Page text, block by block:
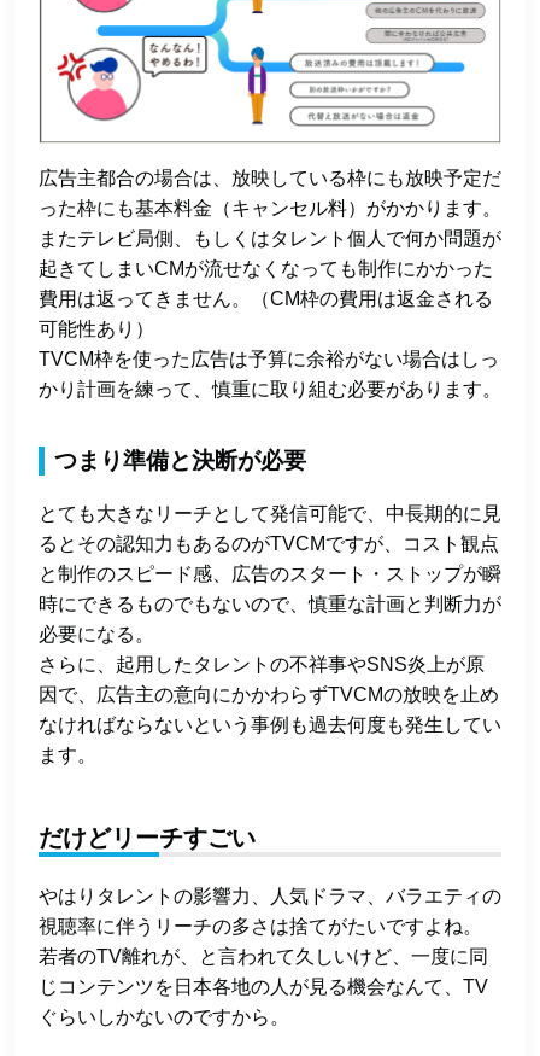
広告主都合の場合は、放映している枠にも放映予定だ
った枠にも基本料金（キャンセル料）がかかります。
またテレビ局側、もしくはタレント個人で何か問題が
起きてしまいCMが流せなくなっても制作にかかった
費用は返ってきません。（CM枠の費用は返金される
可能性あり）
TVCM枠を使った広告は予算に余裕がない場合はしっ
かり計画を練って、慎重に取り組む必要があります。
つまり準備と決断が必要
とても大きなリーチとして発信可能で、中長期的に見
るとその認知力もあるのがTVCMですが、コスト観点
と制作のスピード感、広告のスタート・ストップが瞬
時にできるものでもないので、慎重な計画と判断力が
必要になる。
さらに、起用したタレントの不祥事やSNS炎上が原
因で、広告主の意向にかかわらずTVCMの放映を止め
なければならないという事例も過去何度も発生してい
ます。
だけどリーチすごい
やはりタレントの影響力、人気ドラマ、バラエティの
視聴率に伴うリーチの多さは捨てがたいですよね。
若者のTV離れが、と言われて久しいけど、一度に同
じコンテンツを日本各地の人が見る機会なんて、TV
ぐらいしかないのですから。